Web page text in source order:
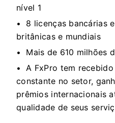
nível 1
8 licenças bancárias
britânicas e mundiais
Mais de 610 milhões
A FxPro tem
constante no setor,
prêmios internacionais
qualidade de seus